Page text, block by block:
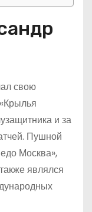
свою
и за
Пушной
Москва»,
являлся